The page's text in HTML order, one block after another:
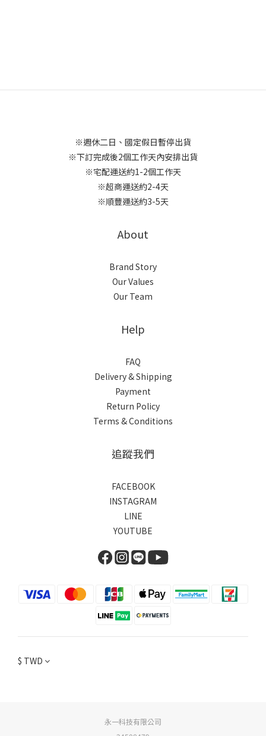
※週休二日、國定假日暫停出貨
※下訂完成後2個工作天內安排出貨
※宅配運送約1-2個工作天
※超商運送約2-4天
※順豐運送約3-5天
About
Brand Story
Our Values
Our Team
Help
FAQ
Delivery & Shipping
Payment
Return Policy
Terms & Conditions
追蹤我們
FACEBOOK
INSTAGRAM
LINE
YOUTUBE
$ TWD
永一科技有限公司